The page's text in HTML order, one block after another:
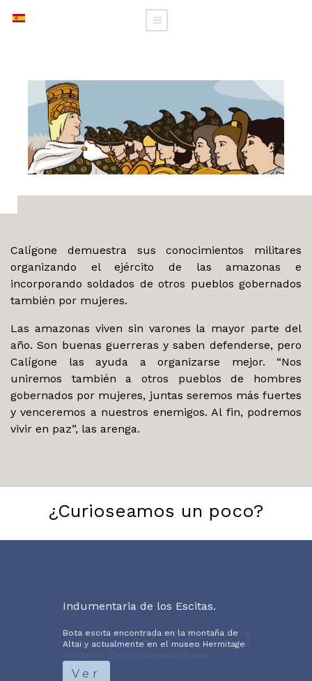
Calígone demuestra sus conocimientos militares
organizando el ejército de las amazonas e
incorporando soldados de otros pueblos gobernados
también por mujeres.
Las amazonas viven sin varones la mayor parte del
año. Son buenas guerreras y saben defenderse, pero
Calígone las ayuda a organizarse mejor. “Nos
uniremos también a otros pueblos de hombres
gobernados por mujeres, juntas seremos más fuertes
y venceremos a nuestros enemigos. Al fin, podremos
vivir en paz”, las arenga.
¿Curioseamos un poco?
Indumentaria de los Escitas.
Bota escita encontrada en la montaña de
Altai y actualmente en el museo Hermitage
Ver